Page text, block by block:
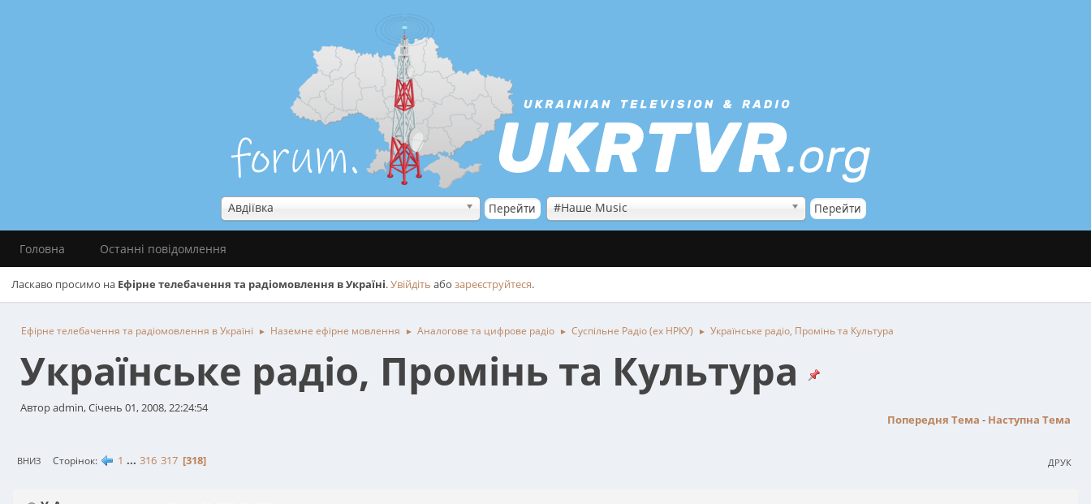
Авдіївка #Наше Music
Головна Останні повідомлення
Ласкаво просимо на Ефірне телебачення та радіомовлення в Україні.Увійдіть або зареєструйтеся.
Ефірне телебачення та радіомовлення в Україні ► Наземне ефірне мовлення ► Аналогове та цифрове радіо ► Cуспільне Радіо (ex НРКУ) ► Українське радіо, Промінь та Культура
Українське радіо, Промінь та Культура
Автор admin, Січень 01, 2008, 22:24:54
Попередня Тема - Наступна Тема
ДРУК
ВНИЗ Сторінок 1 ... 316 317 318